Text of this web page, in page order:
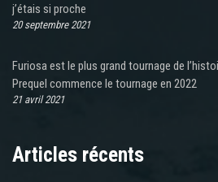
j’étais si proche
20 septembre 2021
Furiosa est le plus grand tournage de
Prequel commence le tournage en 2022
21 avril 2021
Articles récents